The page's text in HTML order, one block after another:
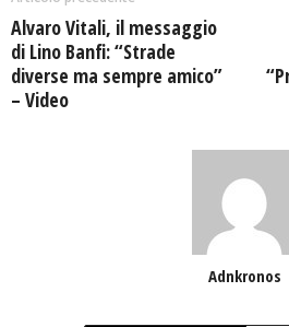
Alvaro Vitali, il messaggio
di Lino Banfi: “Strade
diverse ma sempre amico”
– Video
Adnkronos